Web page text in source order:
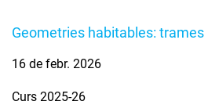
Geometries habitables: trames
16 de febr. 2026
Curs 2025-26